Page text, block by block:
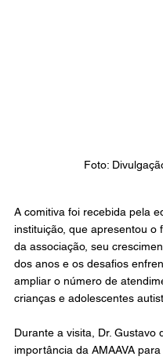
Foto:
A comitiva foi recebida pela
instituição, que apresentou o
da associação, seu
dos anos e os desafios
ampliar o número de
crianças e adolescentes
Durante a visita, Dr. Gustavo
importância da AMAAVA